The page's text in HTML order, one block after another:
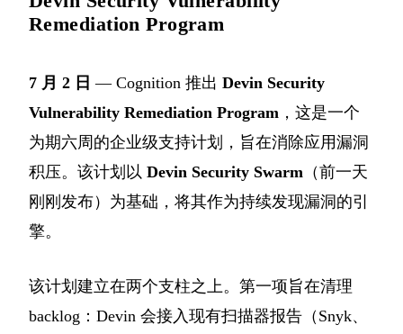
Remediation Program
7 月 2 日 — Cognition 推出 Devin Security
Vulnerability Remediation Program ，这是一个
为期六周的企业级支持计划，旨在消除应用漏洞
积压。该计划以 Devin Security Swarm （前一天
刚刚发布）为基础，将其作为持续发现漏洞的引
擎。
该计划建立在两个支柱之上。第一项旨在清理
backlog：Devin 会接入现有扫描器报告（Snyk、